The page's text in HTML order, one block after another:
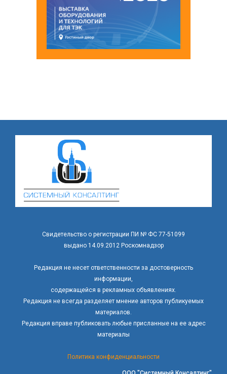
Свидетельство о регистрации ПИ № ФС 77-51099
выдано 14.09.2012 Роскомнадзор
Редакция не несет ответственности за достоверность
информации,
содержащейся в рекламных объявлениях.
Редакция не всегда разделяет мнение авторов публикуемых
материалов.
Редакция вправе публиковать любые присланные на ее адрес
материалы
Политика конфиденциальности